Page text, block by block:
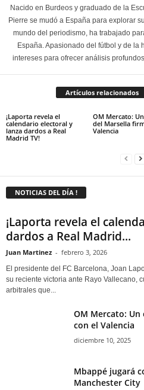
Nacido en Burdeos y graduado de la
Pierre se mudó a España para explorar
mundo del periodismo, ha trabajado
España. Apasionado del fútbol y de la
intereses para ofrecer análisis
Artículos relacionados
¡Laporta revela el
calendario electoral y
lanza dardos a Real
Madrid TV!
OM Mercato:
del Marsella
Valencia
NOTICIAS DEL DÍA !
¡Laporta revela el
dardos a Real Madrid...
Juan Martinez - febrero 3, 2026
El presidente del FC Barcelona, Joan
su reciente victoria ante Rayo Vallecano,
arbitrales que...
OM Mercato:
con el Valencia
diciembre 10, 2025
Mbappé jugará
Manchester City